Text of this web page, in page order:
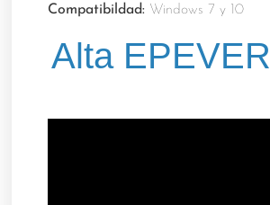
Compatibildad: Windows 7 y 10
Alta